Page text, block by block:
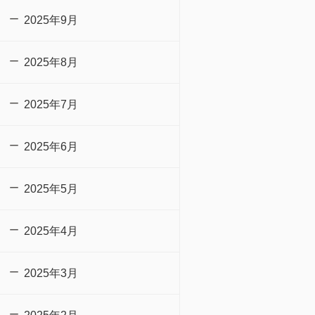
2025年9月
2025年8月
2025年7月
2025年6月
2025年5月
2025年4月
2025年3月